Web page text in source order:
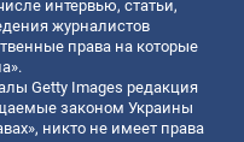
интервью, статьи,
журналистов
права на которые
Getty Images редакция
законом Украины
никто не имеет права